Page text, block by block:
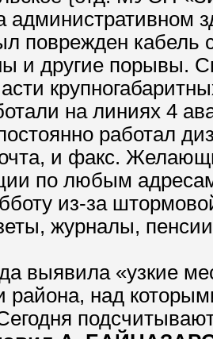
поврежден кабель
и другие порывы.
на линиях 4
работал
и факс.
по любым
из-за
журналы,
выявила «узкие
района, над